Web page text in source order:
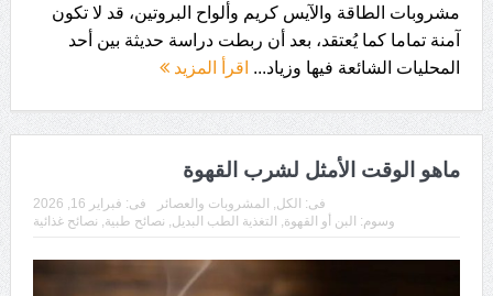
مشروبات الطاقة والآيس كريم وألواح البروتين، قد لا تكون
آمنة تماما كما يُعتقد، بعد أن ربطت دراسة حديثة بين أحد
المحليات الشائعة فيها وزياد... اقرأ المزيد
ماهو الوقت الأمثل لشرب القهوة
فى: فبراير 16, 2026 فى: الكل المشروبات والعصائر
وسوم: البن أو القهوة التغذية الطب البديل نصائح طبية نصائح غذائية